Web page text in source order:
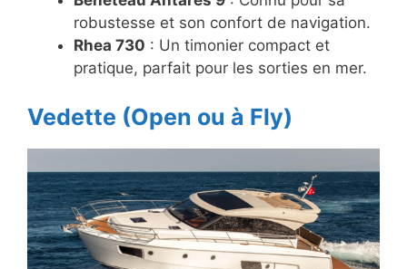
robustesse et son confort de navigation.
Rhea 730 : Un timonier compact et
pratique, parfait pour les sorties en mer.
Vedette (Open ou à Fly)